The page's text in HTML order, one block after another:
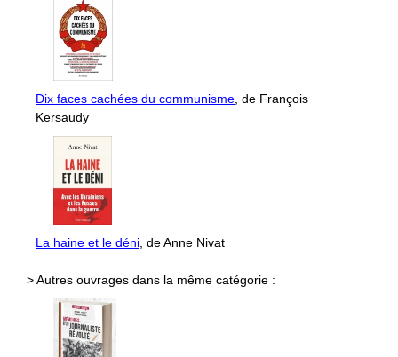
Dix faces cachées du communisme, de François
Kersaudy
La haine et le déni, de Anne Nivat
> Autres ouvrages dans la même catégorie :